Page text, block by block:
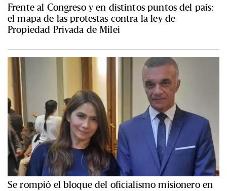
Frente al Congreso y en distintos puntos del país:
el mapa de las protestas contra la ley de
Propiedad Privada de Milei
Se rompió el bloque del oficialismo misionero en